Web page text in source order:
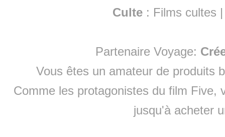
Culte : Films cultes
Partenaire Voyage:
Vous êtes un amateur de produits
Comme les protagonistes du film Five,
jusqu'à acheter